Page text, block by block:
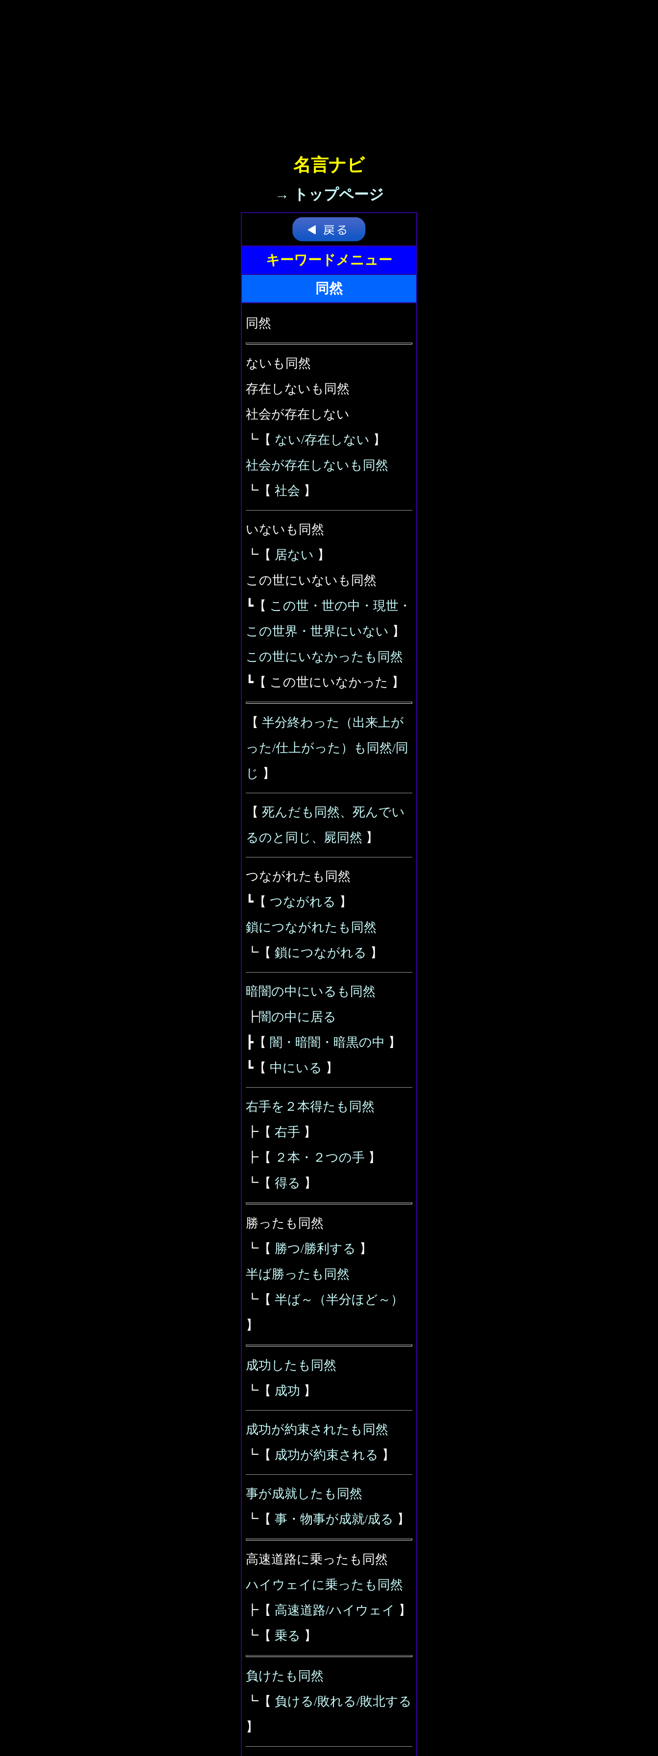
名言ナビ
→ トップページ
キーワードメニュー
同然
同然
ないも同然
存在しないも同然
社会が存在しない
┗【 ない/存在しない 】
社会が存在しないも同然
┗【 社会 】
いないも同然
┗【 居ない 】
この世にいないも同然
┗【 この世・世の中・現世・
この世界・世界にいない 】
この世にいなかったも同然
┗【 この世にいなかった 】
【 半分終わった（出来上が
った/仕上がった）も同然/同
じ 】
【 死んだも同然、死んでい
るのと同じ、屍同然 】
つながれたも同然
┗【 つながれる 】
鎖につながれたも同然
┗【 鎖につながれる 】
暗闇の中にいるも同然
┣闇の中に居る
┣【 闇・暗闇・暗黒の中 】
┗【 中にいる 】
右手を２本得たも同然
┣【 右手 】
┣【
２本・２つの手 】
┗【 得る 】
勝ったも同然
┗【 勝つ/勝利する 】
半ば勝ったも同然
┗【 半ば～（半分ほど～）
】
成功したも同然
┗【 成功 】
成功が約束されたも同然
┗【 成功が約束される 】
事が成就したも同然
┗【 事・物事が成就/成る 】
高速道路に乗ったも同然
ハイウェイに乗ったも同然
┣【 高速道路/ハイウェイ 】
┗【 乗る 】
負けたも同然
┗【 負ける/敗れる/敗北する
】